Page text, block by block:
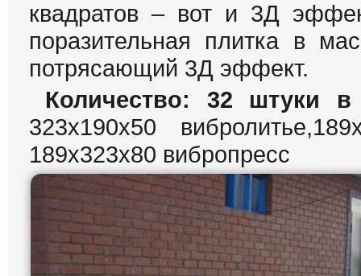
квадратов – вот и 3Д
поразительная плитка в
потрясающий 3Д эффект.
Количество: 32 штуки
323х190х50
189х323х80 вибропресс